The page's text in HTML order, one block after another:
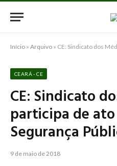
Início » Arquivo » CE: Sindicato dos Médicos
CEARÁ - CE
CE: Sindicato
participa de
Segurança
9 de maio de 2018